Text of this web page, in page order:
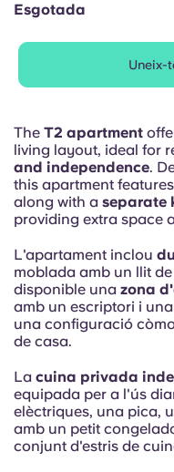
Esgotada
Uneix-
The T2 apartment
living layout, ideal for
and independence.
this apartment features
along with a separate
providing extra space
L'apartament inclou
moblada amb un llit
disponible una zona
amb un escriptori i
una configuració
de casa.
La cuina privada
equipada per a l'ús
elèctriques, una pica,
amb un petit
conjunt d'estris de